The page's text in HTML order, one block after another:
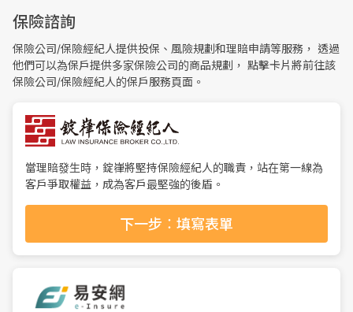
保險諮詢
保險公司/保險經紀人提供投保、風險規劃和理賠申請等服務， 透過
他們可以為保戶提供多家保險公司的商品規劃， 點擊卡片將前往該
保險公司/保險經紀人的保戶服務頁面。
當理賠發生時，錠嵂將堅持保險經紀人的職責，站在第一線為
客戶爭取權益，成為客戶最堅強的後盾。
下一步：填寫表單